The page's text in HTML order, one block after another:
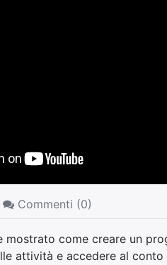
Commenti (0)
mostrato come creare un
attività e accedere al